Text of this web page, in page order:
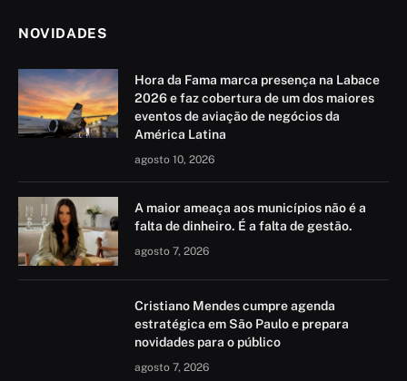
NOVIDADES
Hora da Fama marca presença na Labace
2026 e faz cobertura de um dos maiores
eventos de aviação de negócios da
América Latina
agosto 10, 2026
A maior ameaça aos municípios não é a
falta de dinheiro. É a falta de gestão.
agosto 7, 2026
Cristiano Mendes cumpre agenda
estratégica em São Paulo e prepara
novidades para o público
agosto 7, 2026